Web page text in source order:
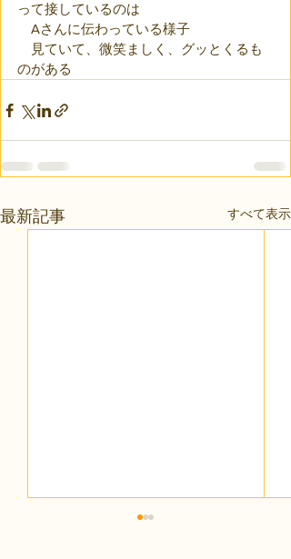
って接しているのは
Aさんに伝わっている様子
見ていて、微笑ましく、グッとくるも
のがある
最新記事 すべて表示